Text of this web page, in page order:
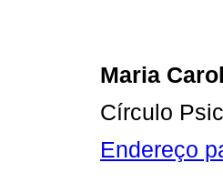
Maria
Círculo
Endereço